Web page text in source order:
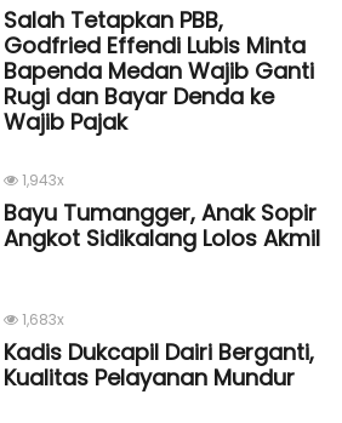
Salah Tetapkan PBB,
Godfried Effendi Lubis Minta
Bapenda Medan Wajib Ganti
Rugi dan Bayar Denda ke
Wajib Pajak
1,943x
Bayu Tumangger, Anak Sopir
Angkot Sidikalang Lolos Akmil
1,683x
Kadis Dukcapil Dairi Berganti,
Kualitas Pelayanan Mundur